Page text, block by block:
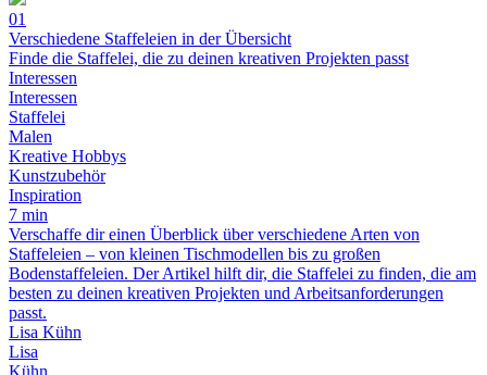
01
Verschiedene Staffeleien in der Übersicht
Finde die Staffelei, die zu deinen kreativen Projekten passt
Interessen
Interessen
Staffelei
Malen
Kreative Hobbys
Kunstzubehör
Inspiration
7 min
Verschaffe dir einen Überblick über verschiedene Arten von
Staffeleien – von kleinen Tischmodellen bis zu großen
Bodenstaffeleien. Der Artikel hilft dir, die Staffelei zu finden, die am
besten zu deinen kreativen Projekten und Arbeitsanforderungen
passt.
Lisa Kühn
Lisa
Kühn